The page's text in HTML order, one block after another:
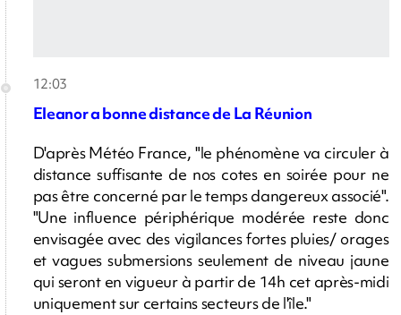
12:03
Eleanor a bonne distance de La Réunion
D'après Météo France, "le phénomène va circuler à
distance suffisante de nos cotes en soirée pour ne
pas être concerné par le temps dangereux associé".
"Une influence périphérique modérée reste donc
envisagée avec des vigilances fortes pluies/ orages
et vagues submersions seulement de niveau jaune
qui seront en vigueur à partir de 14h cet après-midi
uniquement sur certains secteurs de l'île."